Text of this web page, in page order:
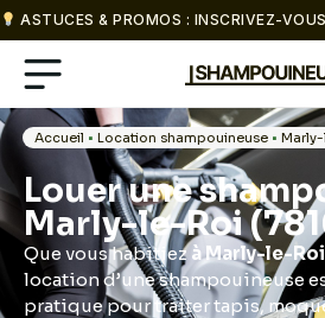
ASTUCES & PROMOS : INSCRIVEZ-
Accueil • Location shampouineuse •
Louer une
Marly-le-Roi
Que vous habitiez à Marly-le-Roi
location d’une shampouineuse
pratique pour traiter tapis,